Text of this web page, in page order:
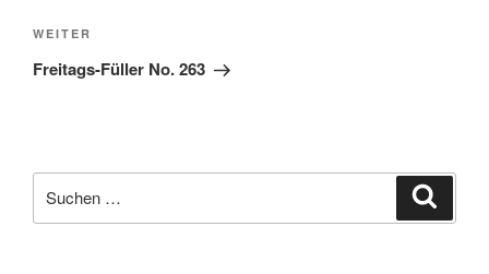
Nächster
Beitrag
WEITER
Freitags-Füller No. 263
nach: